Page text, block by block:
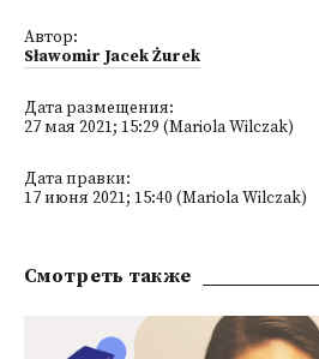
Автор:
Sławomir Jacek Żurek
Дата размещения:
27 мая 2021; 15:29 (Mariola Wilczak)
Дата правки:
17 июня 2021; 15:40 (Mariola Wilczak)
Смотреть также